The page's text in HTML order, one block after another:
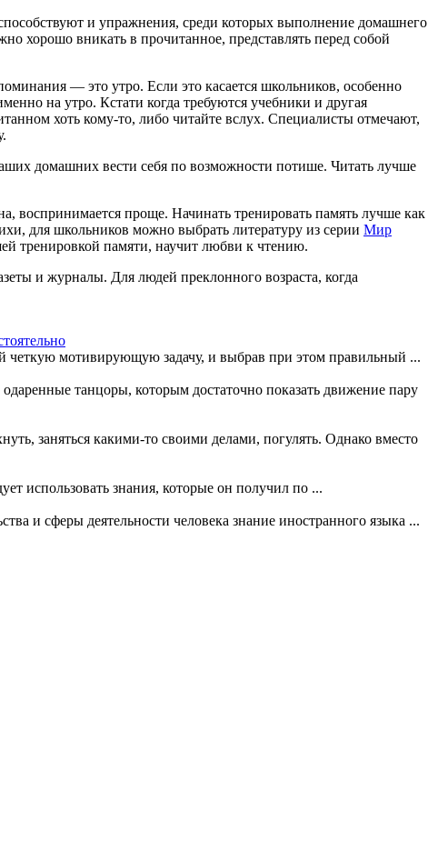
и упражнения, среди которых выполнение домашнего
хорошо вникать в прочитанное, представлять перед собой
— это утро. Если это касается школьников, особенно
на утро. Кстати когда требуются учебники и другая
хоть кому-то, либо читайте вслух. Специалисты отмечают,
домашних вести себя по возможности потише. Читать лучше
воспринимается проще. Начинать тренировать память лучше как
для школьников можно выбрать литературу из серии Мир
тренировкой памяти, научит любви к чтению.
и журналы. Для людей преклонного возраста, когда
четкую мотивирующую задачу, и выбрав при этом правильный ...
танцоры, которым достаточно показать движение пару
заняться какими-то своими делами, погулять. Однако вместо
использовать знания, которые он получил по ...
и сферы деятельности человека знание иностранного языка ...